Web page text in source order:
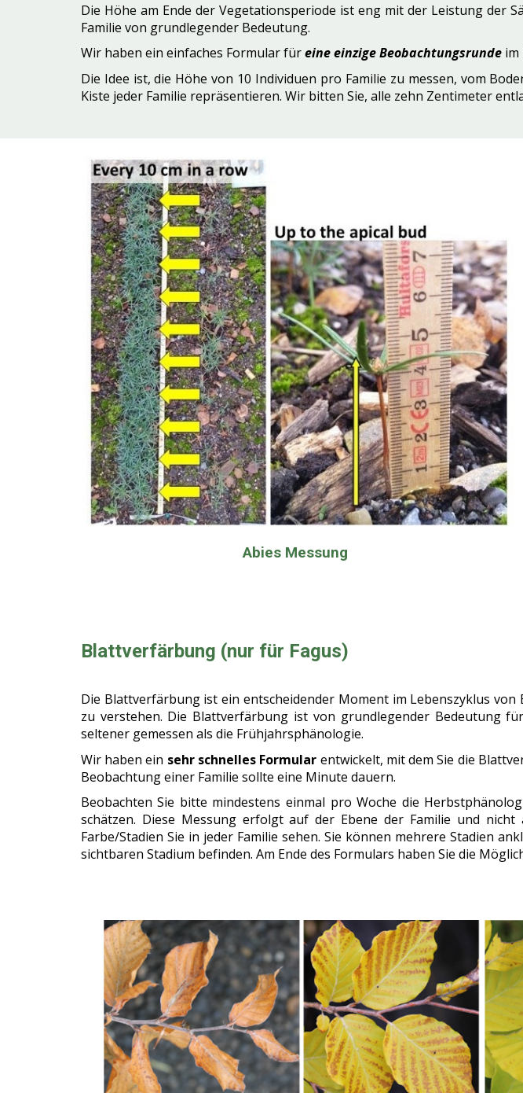
Die Höhe am Ende der Vegetationsperiode ist eng mit der Leistung der
Familie von grundlegender Bedeutung.
Wir haben ein einfaches Formular füreine einzige Beobachtungsrundeim
Die Idee ist, die Höhe von 10 Individuen pro Familie zu messen, vom
Kiste jeder Familie repräsentieren. Wir bitten Sie, alle zehn Zentimeter
Abies Messung
Blattverfärbung (nur für Fagus)
Die Blattverfärbung ist ein entscheidender Moment im Lebenszyklus
zu verstehen. Die Blattverfärbung ist von grundlegender Bedeutung
seltener gemessen als die Frühjahrsphänologie.
Wir haben ein sehr schnelles Formular entwickelt, mit dem Sie die
Beobachtung einer Familie sollte eine Minute dauern.
Beobachten Sie bitte mindestens einmal pro Woche die
schätzen. Diese Messung erfolgt auf der Ebene der Familie und
Farbe/Stadien Sie in jeder Familie sehen. Sie können mehrere Stadien
sichtbaren Stadium befinden. Am Ende des Formulars haben Sie die